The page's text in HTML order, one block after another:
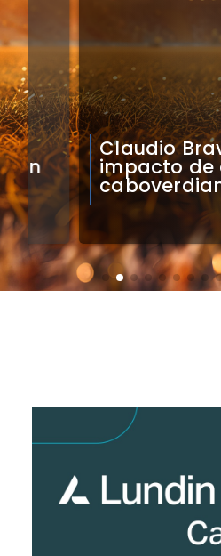
Claudio Bravo
impacto de
caboverdiano en